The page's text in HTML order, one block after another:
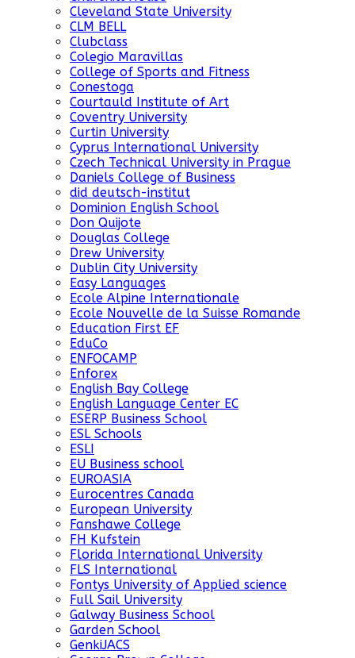
Cleveland State University
CLM BELL
Clubclass
Colegio Maravillas
College of Sports and Fitness
Conestoga
Courtauld Institute of Art
Coventry University
Curtin University
Cyprus International University
Czech Technical University in Prague
Daniels College of Business
did deutsch-institut
Dominion English School
Don Quijote
Douglas College
Drew University
Dublin City University
Easy Languages
Ecole Alpine Internationale
Ecole Nouvelle de la Suisse Romande
Education First EF
EduCo
ENFOCAMP
Enforex
English Bay College
English Language Center EC
ESERP Business School
ESL Schools
ESLI
EU Business school
EUROASIA
Eurocentres Canada
European University
Fanshawe College
FH Kufstein
Florida International University
FLS International
Fontys University of Applied science
Full Sail University
Galway Business School
Garden School
GenkiJACS